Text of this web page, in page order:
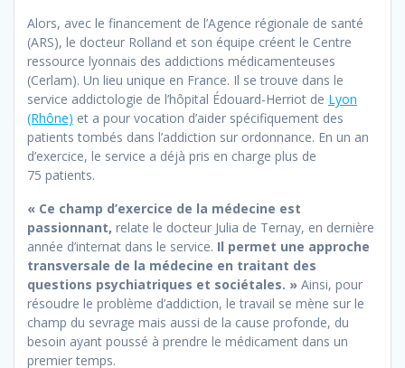
Alors, avec le financement de l’Agence régionale de santé
(ARS), le docteur Rolland et son équipe créent le Centre
ressource lyonnais des addictions médicamenteuses
(Cerlam). Un lieu unique en France. Il se trouve dans le
service addictologie de l’hôpital Édouard-Herriot de Lyon
(Rhône) et a pour vocation d’aider spécifiquement des
patients tombés dans l’addiction sur ordonnance. En un an
d’exercice, le service a déjà pris en charge plus de
75 patients.
« Ce champ d’exercice de la médecine est
passionnant, relate le docteur Julia de Ternay, en dernière
année d’internat dans le service. Il permet une approche
transversale de la médecine en traitant des
questions psychiatriques et sociétales. » Ainsi, pour
résoudre le problème d’addiction, le travail se mène sur le
champ du sevrage mais aussi de la cause profonde, du
besoin ayant poussé à prendre le médicament dans un
premier temps.